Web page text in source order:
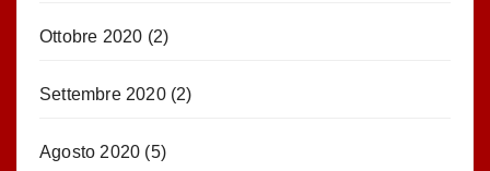
Ottobre 2020 (2)
Settembre 2020(2)
Agosto 2020 (5)